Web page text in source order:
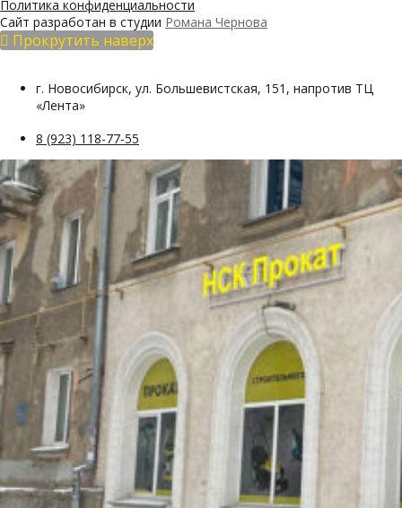
Политика конфиденциальности
Сайт разработан в студии Романа Чернова
Прокрутить наверх
г. Новосибирск, ул. Большевистская, 151, напротив ТЦ
«Лента»
8 (923) 118-77-55